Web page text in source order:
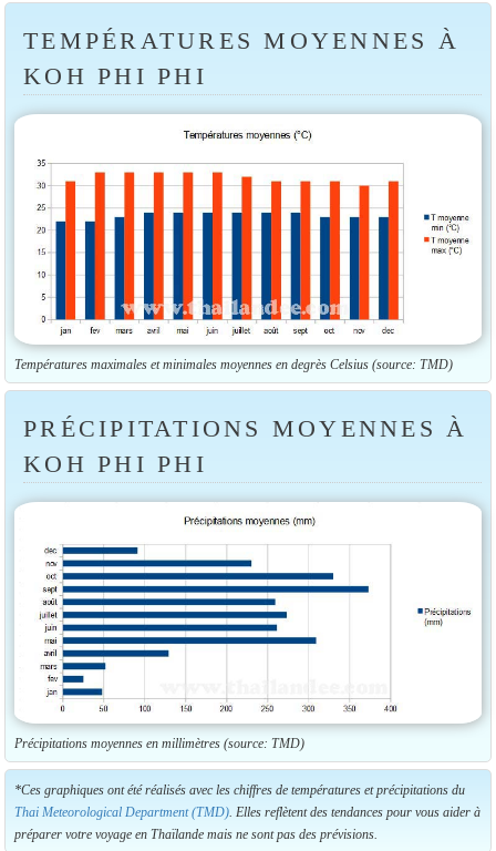
TEMPÉRATURES MOYENNES À
KOH PHI PHI
Températures maximales et minimales moyennes en degrès Celsius (source: TMD)
PRÉCIPITATIONS MOYENNES À
KOH PHI PHI
Précipitations moyennes en millimètres (source: TMD)
*Ces graphiques ont été réalisés avec les chiffres de températures et précipitations du
Thai Meteorological Department (TMD). Elles reflètent des tendances pour vous aider à
préparer votre voyage en Thaïlande mais ne sont pas des prévisions.